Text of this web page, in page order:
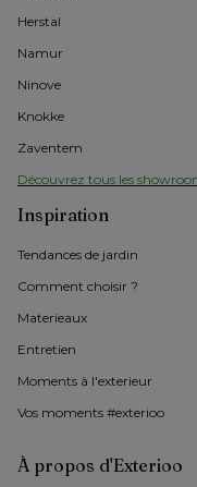
Herstal
Namur
Ninove
Knokke
Zaventem
Découvrez tous les
Inspiration
Tendances de jardin
Comment choisir ?
Materieaux
Entretien
Moments à l'exterieur
Vos moments #exterioo
À propos d'Exterioo